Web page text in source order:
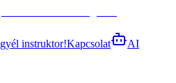
instruktor!Kapcsolat
AI